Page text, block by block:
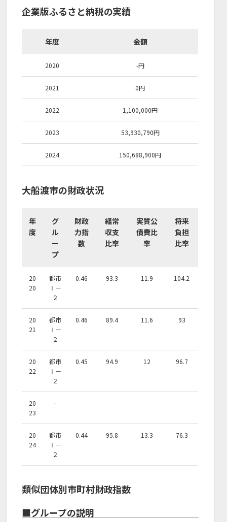
企業版ふるさと納税の実績
年度 金額
2020 -円
2021 0円
2022 1,100,000円
2023 53,930,790円
2024 150,688,900円
大船渡市の財政状況
年
度
グ
ル
ー
プ
財政
力指
数
経常
収支
比率
実質公
債費比
率
将来
負担
比率
20
20
都市
Ⅰ－
２
0.46 93.3 11.9 104.2
20
21
都市
Ⅰ－
２
0.46 89.4 11.6 93
20
22
都市
Ⅰ－
２
0.45 94.9 12 96.7
20
23
-
20
24
都市
Ⅰ－
２
0.44 95.8 13.3 76.3
類似団体別市町村財政指数
■グループの説明